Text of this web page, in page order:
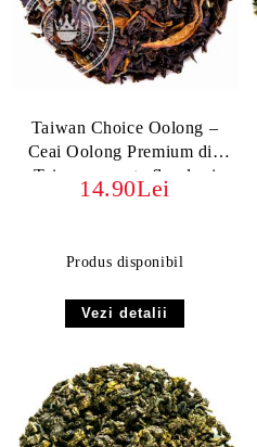
Taiwan Choice Oolong –
Ceai Oolong Premium din
Taiwan cu note florale și
lactate
14.90Lei
Produs disponibil
Vezi detalii